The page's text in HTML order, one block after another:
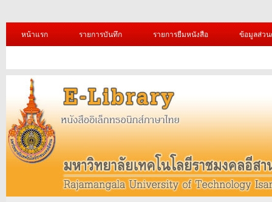
หน้าแรก รายการบันทึก รายการยืมหนังสือ ข้อมูลส่ว